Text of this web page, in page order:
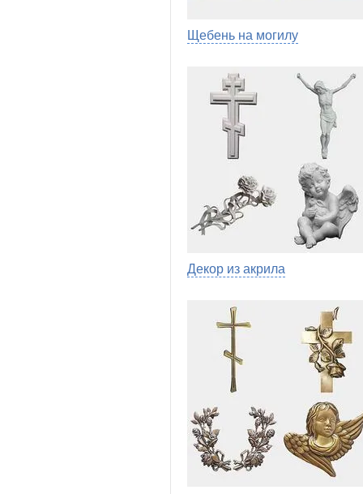
Щебень на могилу
Декор из акрила